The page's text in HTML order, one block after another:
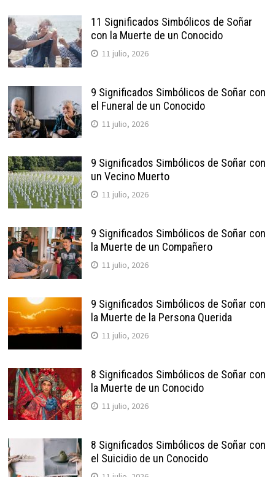
11 Significados Simbólicos de Soñar
con la Muerte de un Conocido
11 julio, 2026
9 Significados Simbólicos de Soñar con
el Funeral de un Conocido
11 julio, 2026
9 Significados Simbólicos de Soñar con
un Vecino Muerto
11 julio, 2026
9 Significados Simbólicos de Soñar con
la Muerte de un Compañero
11 julio, 2026
9 Significados Simbólicos de Soñar con
la Muerte de la Persona Querida
11 julio, 2026
8 Significados Simbólicos de Soñar con
la Muerte de un Conocido
11 julio, 2026
8 Significados Simbólicos de Soñar con
el Suicidio de un Conocido